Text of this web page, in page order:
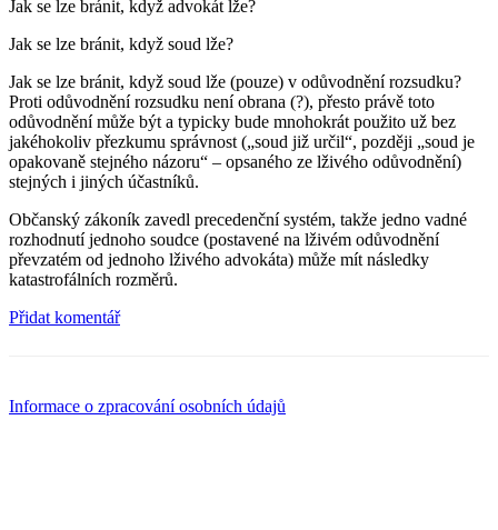
Jak se lze bránit, když advokát lže?
Jak se lze bránit, když soud lže?
Jak se lze bránit, když soud lže (pouze) v odůvodnění rozsudku?
Proti odůvodnění rozsudku není obrana (?), přesto právě toto
odůvodnění může být a typicky bude mnohokrát použito už bez
jakéhokoliv přezkumu správnost („soud již určil“, později „soud je
opakovaně stejného názoru“ – opsaného ze lživého odůvodnění)
stejných i jiných účastníků.
Občanský zákoník zavedl precedenční systém, takže jedno vadné
rozhodnutí jednoho soudce (postavené na lživém odůvodnění
převzatém od jednoho lživého advokáta) může mít následky
katastrofálních rozměrů.
Přidat komentář
Informace o zpracování osobních údajů